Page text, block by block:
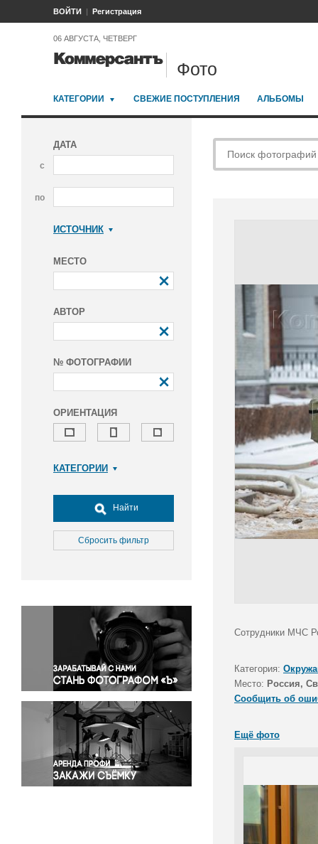
ВОЙТИ Регистрация
06 АВГУСТА, ЧЕТВЕРГ
Фото
КАТЕГОРИИ СВЕЖИЕ ПОСТУПЛЕНИЯ АЛЬБОМЫ
ДАТА
с
по
ИСТОЧНИК
МЕСТО
АВТОР
№ ФОТОГРАФИИ
ОРИЕНТАЦИЯ
КАТЕГОРИИ
Досуг, туризм и отдых
Культура
Медицина
Окружающая среда
Политика
Правосудие
Происшествия и конфликты
Религия
Светская жизнь
Спорт
Экология
Экономика и бизнес
Найти
Сбросить фильтр
Сотрудники МЧС
Категория:
Место: Россия,
Сообщить об
Ещё фото